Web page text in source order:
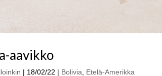
aavikko
| 18/02/22 | Bolivia Etelä-Amerikka